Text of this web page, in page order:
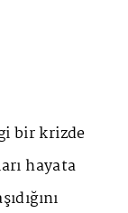
bir krizde
hayata